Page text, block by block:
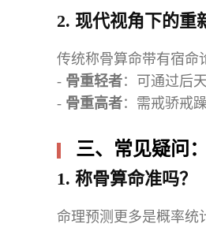
2. 现代视角下的重
传统称骨算命带有宿命
- 骨重轻者：可通过后
- 骨重高者：需戒骄戒
三、常见疑问
1. 称骨算命准吗？
命理预测更多是概率统